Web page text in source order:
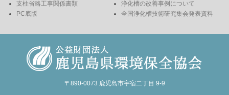
支柱省略工事関係書類
PC底版
浄化槽の改善事例について
全国浄化槽技術研究集会発表資料
〒890-0073 鹿児島市宇宿二丁目 9-9